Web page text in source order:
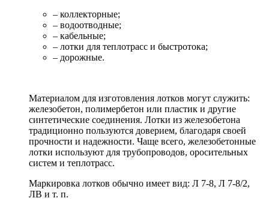
– коллекторные;
– водоотводные;
– кабельные;
– лотки для теплотрасс и быстротока;
– дорожные.
Материалом для изготовления лотков могут служить:
железобетон, полимербетон или пластик и другие
синтетические соединения. Лотки из железобетона
традиционно пользуются доверием, благодаря своей
прочности и надежности. Чаще всего, железобетонные
лотки используют для трубопроводов, оросительных
систем и теплотрасс.
Маркировка лотков обычно имеет вид: Л 7-8, Л 7-8/2,
ЛВ и т. п.